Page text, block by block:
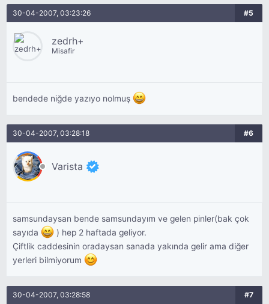
30-04-2007, 03:23:26 #5
zedrh+
Misafir
bendede niğde yazıyo nolmuş
30-04-2007, 03:28:18 #6
Varista
samsundaysan bende samsundayım ve gelen pinler(bak çok
sayıda
) hep 2 haftada geliyor.
Çiftlik caddesinin oradaysan sanada yakında gelir ama diğer
yerleri bilmiyorum
30-04-2007, 03:28:58 #7